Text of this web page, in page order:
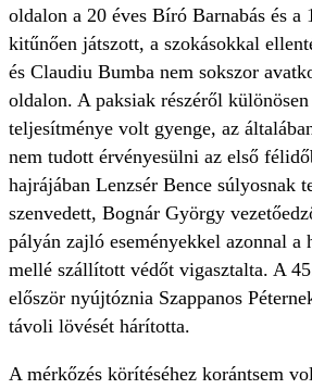
oldalon a 20 éves Bíró Barnabás és a
kitűnően játszott, a szokásokkal
és Claudiu Bumba nem sokszor
oldalon. A paksiak részéről
teljesítménye volt gyenge, az
nem tudott érvényesülni az első
hajrájában Lenzsér Bence súlyosnak
szenvedett, Bognár György
pályán zajló eseményekkel azonnal a
mellé szállított védőt vigasztalta. A
először nyújtóznia Szappanos
távoli lövését hárította.
A mérkőzés körítéséhez korántsem